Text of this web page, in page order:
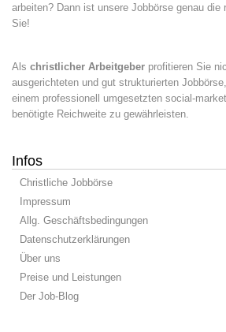
arbeiten? Dann ist unsere Jobbörse genau die
Sie!
Als christlicher Arbeitgeber profitieren Sie
ausgerichteten und gut strukturierten
einem professionell umgesetzten social-
benötigte Reichweite zu gewährleisten.
Infos
Christliche Jobbörse
Impressum
Allg. Geschäftsbedingungen
Datenschutzerklärungen
Über uns
Preise und Leistungen
Der Job-Blog